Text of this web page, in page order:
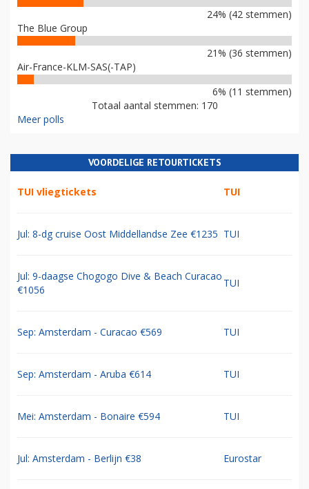
24% (42 stemmen)
The Blue Group
21% (36 stemmen)
Air-France-KLM-SAS(-TAP)
6% (11 stemmen)
Totaal aantal stemmen: 170
Meer polls
VOORDELIGE RETOURTICKETS
TUI vliegtickets TUI
Jul: 8-dg cruise Oost Middellandse Zee €1235 TUI
Jul: 9-daagse Chogogo Dive & Beach Curacao
€1056
TUI
Sep: Amsterdam - Curacao €569 TUI
Sep: Amsterdam - Aruba €614 TUI
Mei: Amsterdam - Bonaire €594 TUI
Jul: Amsterdam - Berlijn €38 Eurostar